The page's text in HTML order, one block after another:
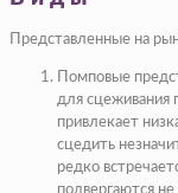
Представленные на
Помповые
для сцеживания
привлекает
сцедить
редко
подвергаются